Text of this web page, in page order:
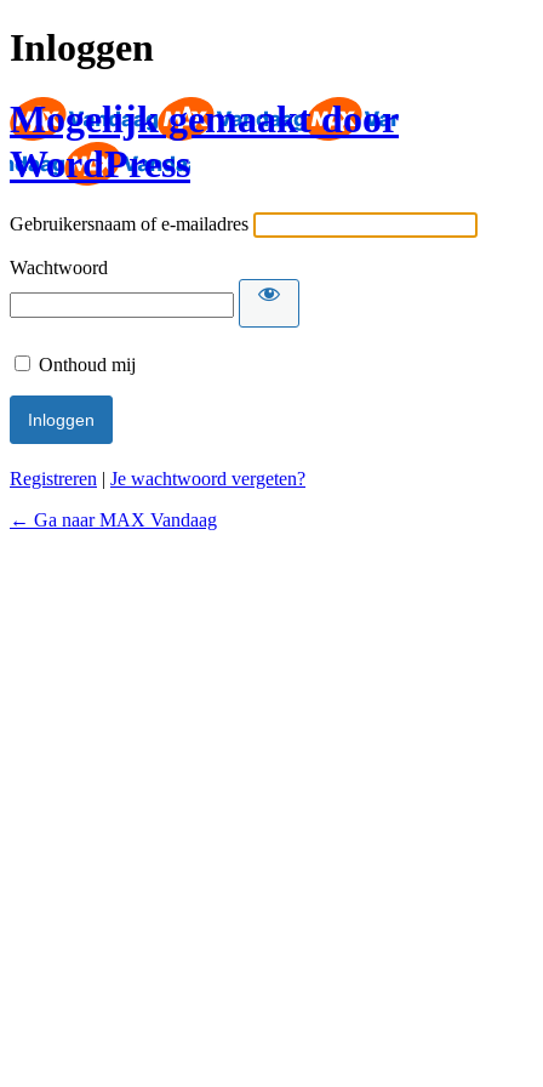
Inloggen
Mogelijk gemaakt door
WordPress
Gebruikersnaam of e-mailadres
Wachtwoord
Onthoud mij
Registreren | Je wachtwoord vergeten?
← Ga naar MAX Vandaag